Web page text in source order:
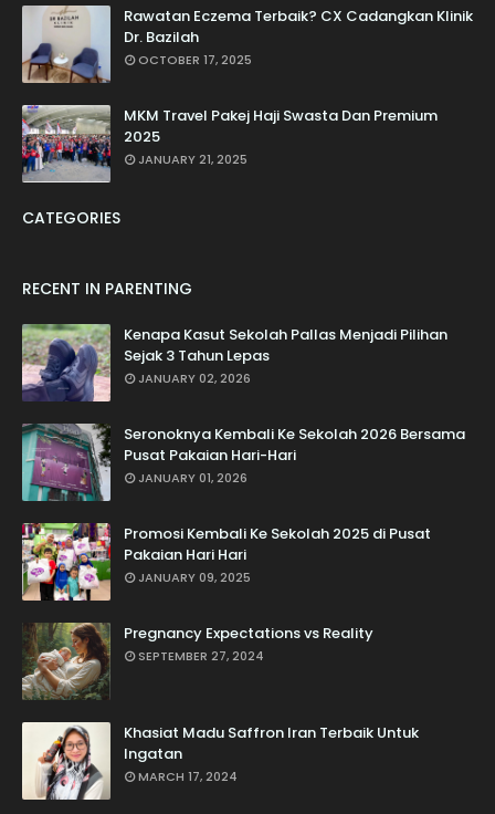
Rawatan Eczema Terbaik? CX Cadangkan Klinik
Dr. Bazilah
OCTOBER 17, 2025
MKM Travel Pakej Haji Swasta Dan Premium
2025
JANUARY 21, 2025
CATEGORIES
RECENT IN PARENTING
Kenapa Kasut Sekolah Pallas Menjadi Pilihan
Sejak 3 Tahun Lepas
JANUARY 02, 2026
Seronoknya Kembali Ke Sekolah 2026 Bersama
Pusat Pakaian Hari-Hari
JANUARY 01, 2026
Promosi Kembali Ke Sekolah 2025 di Pusat
Pakaian Hari Hari
JANUARY 09, 2025
Pregnancy Expectations vs Reality
SEPTEMBER 27, 2024
Khasiat Madu Saffron Iran Terbaik Untuk
Ingatan
MARCH 17, 2024